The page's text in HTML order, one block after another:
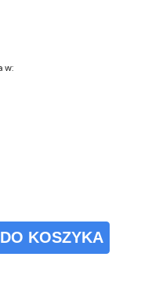
w:
płatności
DO KOSZYKA